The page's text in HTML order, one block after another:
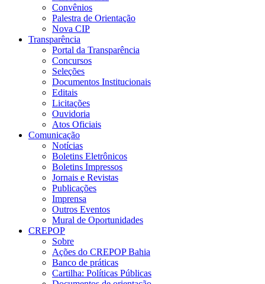
Convênios
Palestra de Orientação
Nova CIP
Transparência
Portal da Transparência
Concursos
Seleções
Documentos Institucionais
Editais
Licitações
Ouvidoria
Atos Oficiais
Comunicação
Notícias
Boletins Eletrônicos
Boletins Impressos
Jornais e Revistas
Publicações
Imprensa
Outros Eventos
Mural de Oportunidades
CREPOP
Sobre
Ações do CREPOP Bahia
Banco de práticas
Cartilha: Políticas Públicas